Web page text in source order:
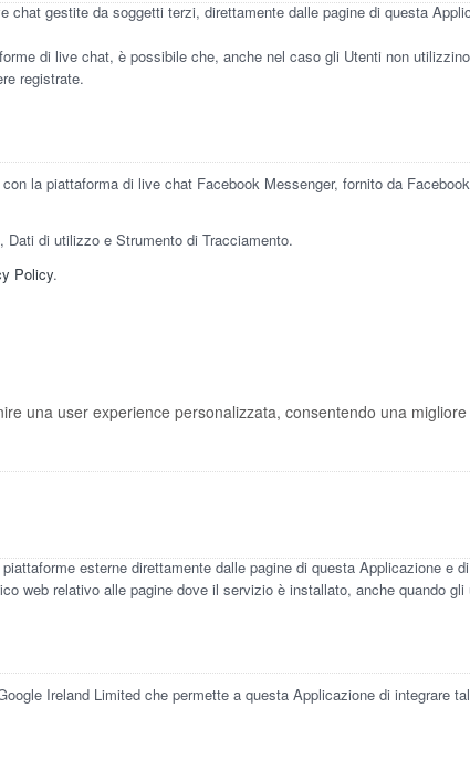
gestite da soggetti terzi, direttamente dalle pagine di questa
di live chat, è possibile che, anche nel caso gli Utenti non
registrate.
la piattaforma di live chat Facebook Messenger, fornito da
di utilizzo e Strumento di Tracciamento.
Policy.
una user experience personalizzata, consentendo una
esterne direttamente dalle pagine di questa Applicazione e
web relativo alle pagine dove il servizio è installato, anche quando
Ireland Limited che permette a questa Applicazione di integrare